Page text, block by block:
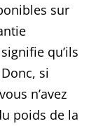
sur
qu’ils
si
n’avez
poids de la